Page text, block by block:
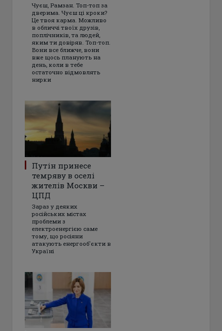
Чуєш, Рамзан. Топ-топ за
дверима. Чуєш ці кроки?
Це твоя карма. Можливо
в обличчі твоїх друзів,
поплічників, та людей,
яким ти довіряв. Топ-топ.
Вони все ближче, вони
вже щось планують на
день, коли в тебе
остаточно відмовлять
нирки
Путін принесе
темряву в оселі
жителів Москви –
ЦПД
Зараз у деяких
російських містах
проблеми з
електроенергією саме
тому, що росіяни
атакують енергооб'єкти в
Україні